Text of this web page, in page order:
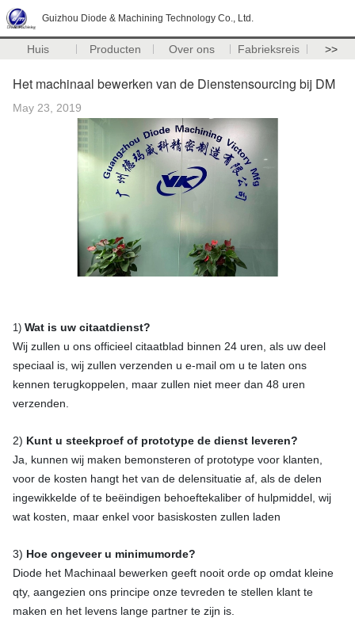
Guizhou Diode & Machining Technology Co., Ltd.
Huis Producten Over ons Fabrieksreis >>
Het machinaal bewerken van de Dienstensourcing bij DM
May 23, 2019
1) Wat is uw citaatdienst?
Wij zullen u ons officieel citaatblad binnen 24 uren, als uw deel
speciaal is, wij zullen verzenden u e-mail om u te laten ons
kennen terugkoppelen, maar zullen niet meer dan 48 uren
verzenden.
2) Kunt u steekproef of prototype de dienst leveren?
Ja, kunnen wij maken bemonsteren of prototype voor klanten,
voor de kosten hangt het van de delensituatie af, als de delen
ingewikkelde of te beëindigen behoeftekaliber of hulpmiddel, wij
wat kosten, maar enkel voor basiskosten zullen laden
3) Hoe ongeveer u minimumorde?
Diode het Machinaal bewerken geeft nooit orde op omdat kleine
qty, aangezien ons principe onze tevreden te stellen klant te
maken en het levens lange partner te zijn is.